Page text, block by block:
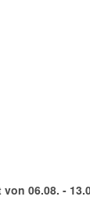
von 06.08. -